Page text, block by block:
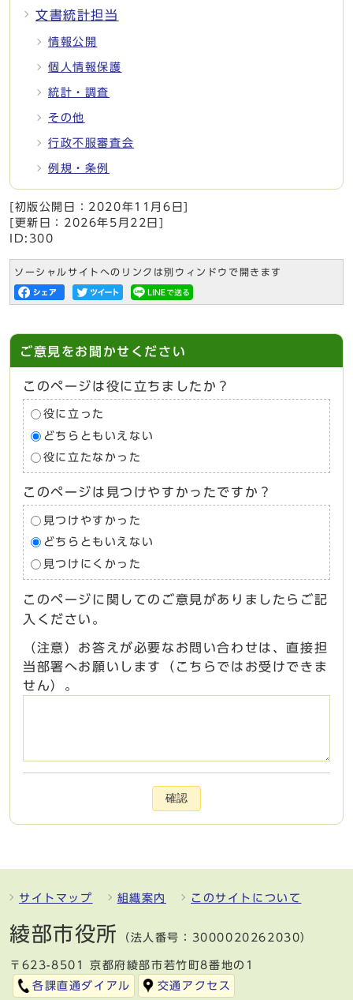
文書統計担当
情報公開
個人情報保護
統計・調査
その他
行政不服審査会
例規・条例
[初版公開日： 2020年11月6日
[更新日： 2026年5月22日
ID:300
ソーシャルサイトへのリンクは別ウィンドウで開きます
ご意見をお聞かせください
このページは役に立ちましたか？
役に立った
どちらともいえない
役に立たなかった
このページは見つけやすかったですか？
見つけやすかった
どちらともいえない
見つけにくかった
このページに関してのご意見がありましたらご記
入ください。
（注意）お答えが必要なお問い合わせは、直接担
当部署へお願いします（こちらではお受けできま
せん）。
確認
サイトマップ 組織案内 このサイトについて
綾部市役所 （法人番号：3000020262030）
〒623-8501 京都府綾部市若竹町8番地の1
各課直通ダイアル
交通アクセス